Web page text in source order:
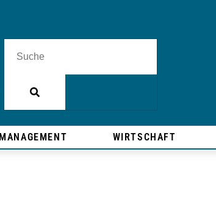
MANAGEMENT WIRTSCHAFT